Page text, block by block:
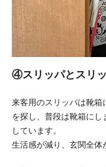
④スリッパとスリ
来客用のスリッパは靴箱
を探し、普段は靴箱にし
しています。
生活感が減り、玄関全体